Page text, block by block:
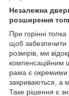
Незалежна
розширення
При горінні
щоб забезпечити
розмірів, ми
компенсаційним
рама є окремими
закриваються, а
Таке рішення є